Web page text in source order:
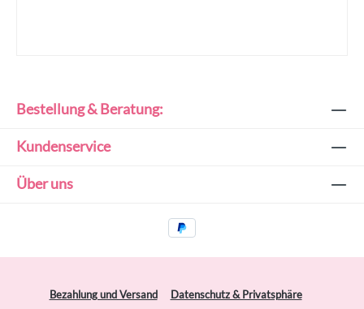
Bestellung & Beratung:
Kundenservice
Über uns
Bezahlung und Versand Datenschutz & Privatsphäre